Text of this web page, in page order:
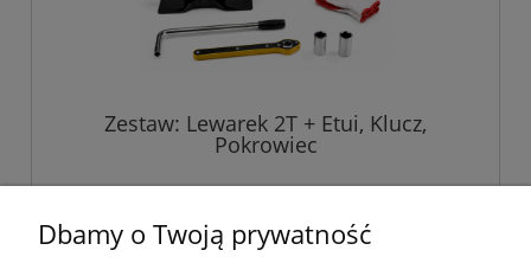
Zestaw: Lewarek 2T + Etui, Klucz,
Pokrowiec
Dbamy o Twoją prywatność